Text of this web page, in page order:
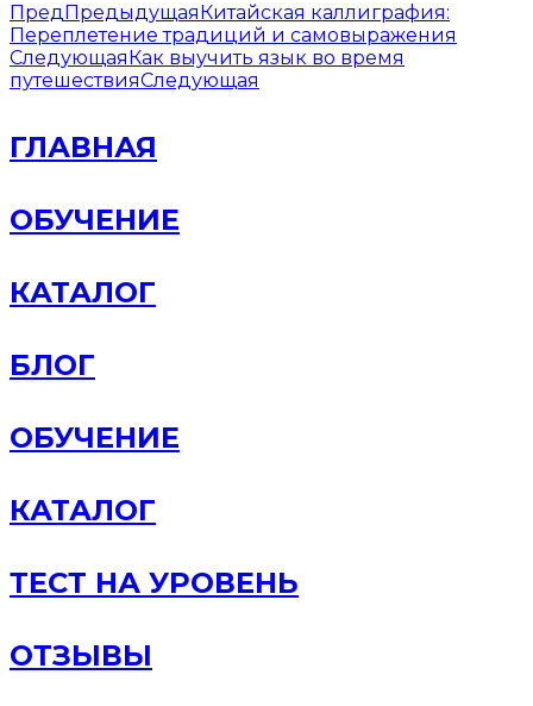
Пред Предыдущая Китайская каллиграфия:
Переплетение традиций и самовыражения
Следующая Как выучить язык во время
путешествияСледующая
ГЛАВНАЯ
ОБУЧЕНИЕ
КАТАЛОГ
БЛОГ
ОБУЧЕНИЕ
КАТАЛОГ
ТЕСТ НА УРОВЕНЬ
ОТЗЫВЫ